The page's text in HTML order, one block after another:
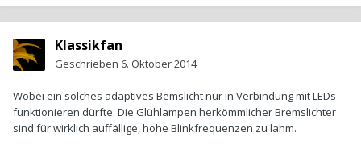
Klassikfan
Geschrieben 6. Oktober 2014
Wobei ein solches adaptives Bemslicht nur in Verbindung mit LEDs
funktionieren dürfte. Die Glühlampen herkömmlicher Bremslichter
sind für wirklich auffällige, hohe Blinkfrequenzen zu lahm.